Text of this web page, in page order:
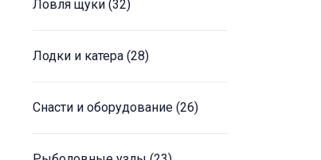
Ловля щуки (32)
Лодки и катера (28)
Снасти и оборудование (26)